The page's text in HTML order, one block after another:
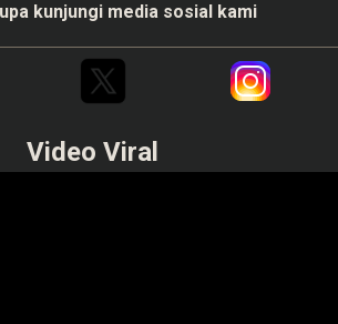
kunjungi media sosial kami
Video Viral